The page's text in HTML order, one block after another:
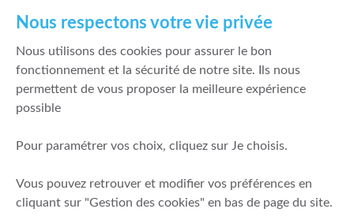
Politique de meilleure sélection
Politique de durabilité
Fonds de garantie des dépôts et de résolution
Mentions légales
Prévention de la fraude
Nous respectons votre vie privée
Nous utilisons des cookies pour assurer le bon
fonctionnement et la sécurité de notre site. Ils nous
permettent de vous proposer la meilleure expérience
possible
Pour paramétrer vos choix, cliquez sur Je choisis.
Vous pouvez retrouver et modifier vos préférences en
cliquant sur "Gestion des cookies" en bas de page du site.